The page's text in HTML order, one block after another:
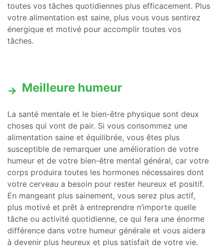
toutes vos tâches quotidiennes plus efficacement. Plus
votre alimentation est saine, plus vous vous sentirez
énergique et motivé pour accomplir toutes vos
tâches.
Meilleure humeur
La santé mentale et le bien-être physique sont deux
choses qui vont de pair. Si vous consommez une
alimentation saine et équilibrée, vous êtes plus
susceptible de remarquer une amélioration de votre
humeur et de votre bien-être mental général, car votre
corps produira toutes les hormones nécessaires dont
votre cerveau a besoin pour rester heureux et positif.
En mangeant plus sainement, vous serez plus actif,
plus motivé et prêt à entreprendre n’importe quelle
tâche ou activité quotidienne, ce qui fera une énorme
différence dans votre humeur générale et vous aidera
à devenir plus heureux et plus satisfait de votre vie.